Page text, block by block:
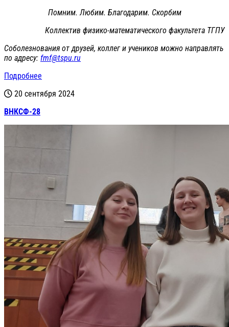
Помним. Любим. Благодарим. Скорбим
Коллектив физико-математического факультета ТГПУ
Соболезнования от друзей, коллег и учеников можно направлять
по адресу: fmf@tspu.ru
Подробнее
20 сентября 2024
ВНКСФ-28